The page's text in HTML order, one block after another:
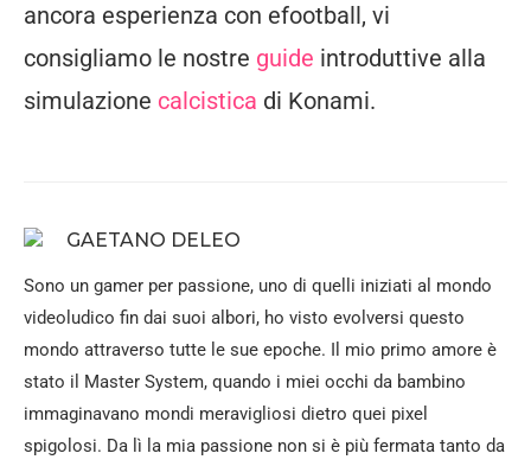
ancora esperienza con efootball, vi
consigliamo le nostre guide introduttive alla
simulazione calcistica di Konami.
GAETANO DELEO
Sono un gamer per passione, uno di quelli iniziati al mondo
videoludico fin dai suoi albori, ho visto evolversi questo
mondo attraverso tutte le sue epoche. Il mio primo amore è
stato il Master System, quando i miei occhi da bambino
immaginavano mondi meravigliosi dietro quei pixel
spigolosi. Da lì la mia passione non si è più fermata tanto da